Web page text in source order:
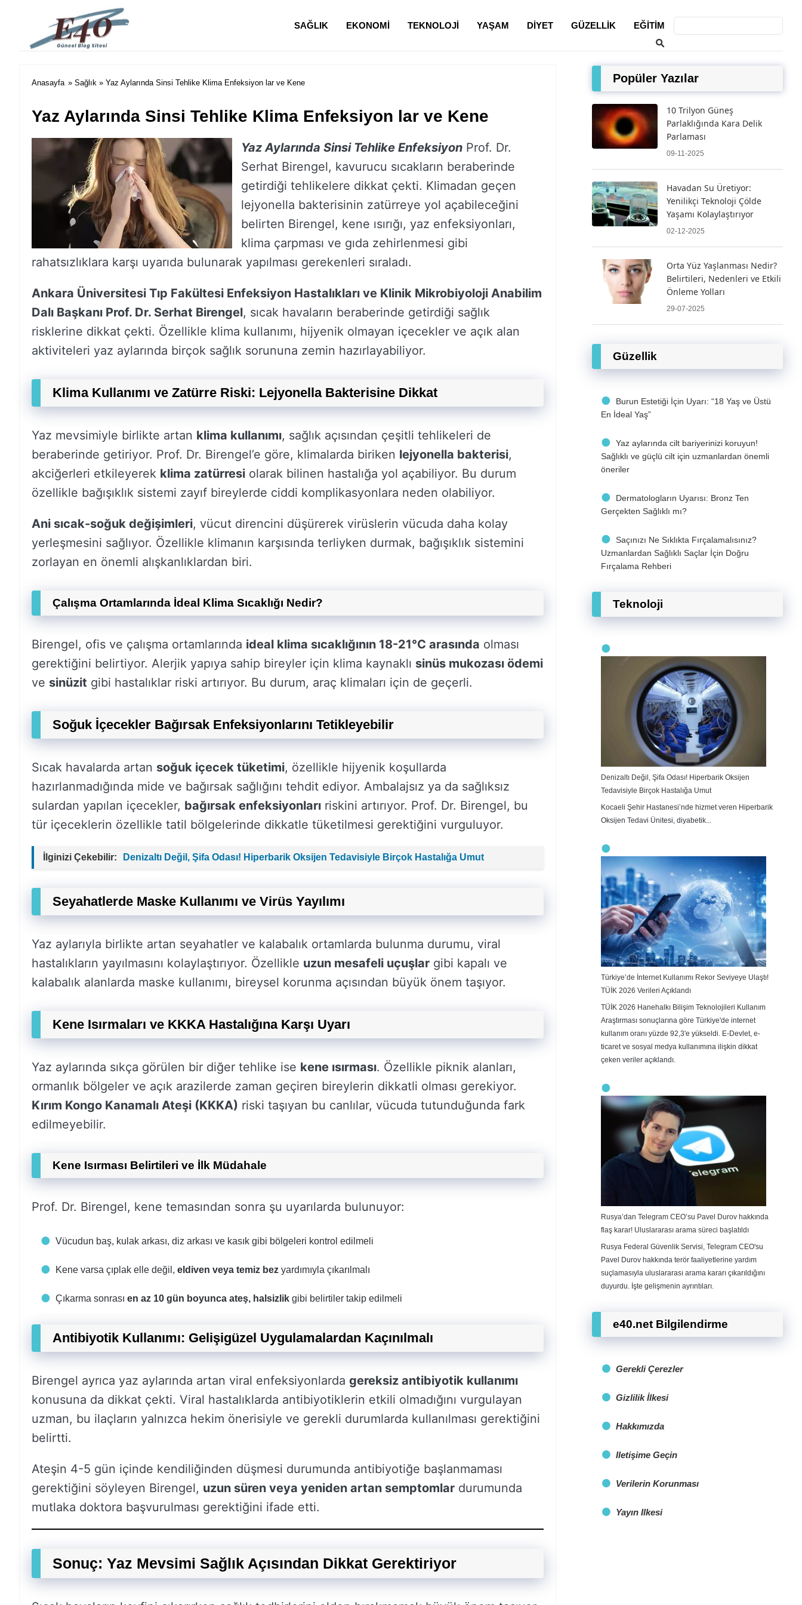
e40 Blog
SAĞLIK EKONOMI TEKNOLOJI YAŞAM DIYET GÜZELLIK EĞITIM
Anasayfa » Sağlık » Yaz Aylarında Sinsi Tehlike Klima Enfeksiyon lar ve Kene
Yaz Aylarında Sinsi Tehlike Klima Enfeksiyon lar ve Kene
Yaz Aylarında Sinsi Tehlike Enfeksiyon Prof. Dr.
Serhat Birengel, kavurucu sıcakların beraberinde
getirdiği tehlikelere dikkat çekti. Klimadan geçen
lejyonella bakterisinin zatürreye yol açabileceğini
belirten Birengel, kene ısırığı, yaz enfeksiyonları,
klima çarpması ve gıda zehirlenmesi gibi
rahatsızlıklara karşı uyarıda bulunarak yapılması gerekenleri sıraladı.
Ankara Üniversitesi Tıp Fakültesi Enfeksiyon Hastalıkları ve Klinik Mikrobiyoloji Anabilim
Dalı Başkanı Prof. Dr. Serhat Birengel, sıcak havaların beraberinde getirdiği sağlık
risklerine dikkat çekti. Özellikle klima kullanımı, hijyenik olmayan içecekler ve açık alan
aktiviteleri yaz aylarında birçok sağlık sorununa zemin hazırlayabiliyor.
Klima Kullanımı ve Zatürre Riski: Lejyonella Bakterisine Dikkat
Yaz mevsimiyle birlikte artan klima kullanımı, sağlık açısından çeşitli tehlikeleri de
beraberinde getiriyor. Prof. Dr. Birengel’e göre, klimalarda biriken lejyonella bakterisi,
akciğerleri etkileyerek klima zatürresi olarak bilinen hastalığa yol açabiliyor. Bu durum
özellikle bağışıklık sistemi zayıf bireylerde ciddi komplikasyonlara neden olabiliyor.
Ani sıcak-soğuk değişimleri, vücut direncini düşürerek virüslerin vücuda daha kolay
yerleşmesini sağlıyor. Özellikle klimanın karşısında terliyken durmak, bağışıklık sistemini
zorlayan en önemli alışkanlıklardan biri.
Çalışma Ortamlarında İdeal Klima Sıcaklığı Nedir?
Birengel, ofis ve çalışma ortamlarında ideal klima sıcaklığının 18-21°C arasında olması
gerektiğini belirtiyor. Alerjik yapıya sahip bireyler için klima kaynaklı sinüs mukozası ödemi
ve sinüzit gibi hastalıklar riski artırıyor. Bu durum, araç klimaları için de geçerli.
Soğuk İçecekler Bağırsak Enfeksiyonlarını Tetikleyebilir
Sıcak havalarda artan soğuk içecek tüketimi, özellikle hijyenik koşullarda
hazırlanmadığında mide ve bağırsak sağlığını tehdit ediyor. Ambalajsız ya da sağlıksız
sulardan yapılan içecekler, bağırsak enfeksiyonları riskini artırıyor. Prof. Dr. Birengel, bu
tür içeceklerin özellikle tatil bölgelerinde dikkatle tüketilmesi gerektiğini vurguluyor.
İlginizi Çekebilir: Denizaltı Değil, Şifa Odası! Hiperbarik Oksijen Tedavisiyle Birçok Hastalığa Umut
Seyahatlerde Maske Kullanımı ve Virüs Yayılımı
Yaz aylarıyla birlikte artan seyahatler ve kalabalık ortamlarda bulunma durumu, viral
hastalıkların yayılmasını kolaylaştırıyor. Özellikle uzun mesafeli uçuşlar gibi kapalı ve
kalabalık alanlarda maske kullanımı, bireysel korunma açısından büyük önem taşıyor.
Kene Isırmaları ve KKKA Hastalığına Karşı Uyarı
Yaz aylarında sıkça görülen bir diğer tehlike ise kene ısırması. Özellikle piknik alanları,
ormanlık bölgeler ve açık arazilerde zaman geçiren bireylerin dikkatli olması gerekiyor.
Kırım Kongo Kanamalı Ateşi (KKKA) riski taşıyan bu canlılar, vücuda tutunduğunda fark
edilmeyebilir.
Kene Isırması Belirtileri ve İlk Müdahale
Prof. Dr. Birengel, kene temasından sonra şu uyarılarda bulunuyor:
Vücudun baş, kulak arkası, diz arkası ve kasık gibi bölgeleri kontrol edilmeli
Kene varsa çıplak elle değil, eldiven veya temiz bez yardımıyla çıkarılmalı
Çıkarma sonrası en az 10 gün boyunca ateş, halsizlik gibi belirtiler takip edilmeli
Antibiyotik Kullanımı: Gelişigüzel Uygulamalardan Kaçınılmalı
Birengel ayrıca yaz aylarında artan viral enfeksiyonlarda gereksiz antibiyotik kullanımı
konusuna da dikkat çekti. Viral hastalıklarda antibiyotiklerin etkili olmadığını vurgulayan
uzman, bu ilaçların yalnızca hekim önerisiyle ve gerekli durumlarda kullanılması gerektiğini
belirtti.
Ateşin 4-5 gün içinde kendiliğinden düşmesi durumunda antibiyotiğe başlanmaması
gerektiğini söyleyen Birengel, uzun süren veya yeniden artan semptomlar durumunda
mutlaka doktora başvurulması gerektiğini ifade etti.
Sonuç: Yaz Mevsimi Sağlık Açısından Dikkat Gerektiriyor
Popüler Yazılar
10 Trilyon Güneş
Parlaklığında Kara Delik
Parlaması
09-11-2025
Havadan Su Üretiyor:
Yenilikçi Teknoloji Çölde
Yaşamı Kolaylaştırıyor
02-12-2025
Orta Yüz Yaşlanması Nedir?
Belirtileri, Nedenleri ve Etkili
Önleme Yolları
29-07-2025
Güzellik
Burun Estetiği İçin Uyarı: “18 Yaş ve Üstü
En İdeal Yaş”
Yaz aylarında cilt bariyerinizi koruyun!
Sağlıklı ve güçlü cilt için uzmanlardan önemli
öneriler
Dermatologların Uyarısı: Bronz Ten
Gerçekten Sağlıklı mı?
Saçınızı Ne Sıklıkta Fırçalamalısınız?
Uzmanlardan Sağlıklı Saçlar İçin Doğru
Fırçalama Rehberi
Teknoloji
Denizaltı Değil, Şifa Odası! Hiperbarik Oksijen
Tedavisiyle Birçok Hastalığa Umut
Kocaeli Şehir Hastanesi’nde hizmet veren Hiperbarik
Oksijen Tedavi Ünitesi, diyabetik...
Türkiye’de İnternet Kullanımı Rekor Seviyeye Ulaştı!
TÜİK 2026 Verileri Açıklandı
TÜİK 2026 Hanehalkı Bilişim Teknolojileri Kullanım
Araştırması sonuçlarına göre Türkiye'de internet
kullanım oranı yüzde 92,3'e yükseldi. E-Devlet, e-
ticaret ve sosyal medya kullanımına ilişkin dikkat
çeken veriler açıklandı.
Rusya’dan Telegram CEO’su Pavel Durov hakkında
flaş karar! Uluslararası arama süreci başlatıldı
Rusya Federal Güvenlik Servisi, Telegram CEO'su
Pavel Durov hakkında terör faaliyetlerine yardım
suçlamasıyla uluslararası arama kararı çıkarıldığını
duyurdu. İşte gelişmenin ayrıntıları.
e40.net Bilgilendirme
Gerekli Çerezler
Gizlilik İlkesi
Hakkımızda
Iletişime Geçin
Verilerin Korunması
Yayın Ilkesi